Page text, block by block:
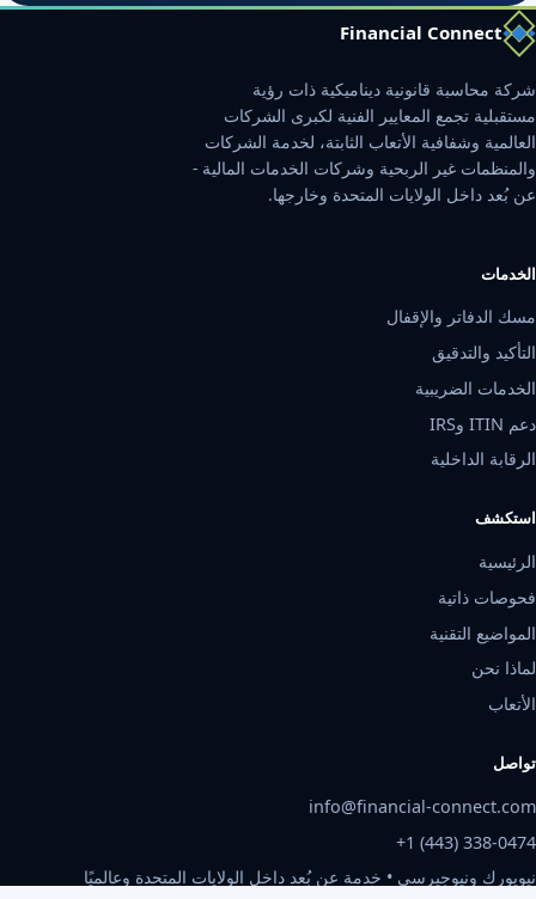
Financial Connect
شركة محاسبة قانونية ديناميكية ذات رؤية
مستقبلية تجمع المعايير الفنية لكبرى الشركات
العالمية وشفافية الأتعاب الثابتة، لخدمة الشركات
والمنظمات غير الربحية وشركات الخدمات المالية -
عن بُعد داخل الولايات المتحدة وخارجها.
الخدمات
مسك الدفاتر والإقفال
التأكيد والتدقيق
الخدمات الضريبية
دعم ITIN وIRS
الرقابة الداخلية
استكشف
الرئيسية
فحوصات ذاتية
المواضيع التقنية
لماذا نحن
الأتعاب
تواصل
info@financial-connect.com
+1 (443) 338-0474
نيويورك ونيوجيرسي • خدمة عن بُعد داخل الولايات المتحدة وعالميًا